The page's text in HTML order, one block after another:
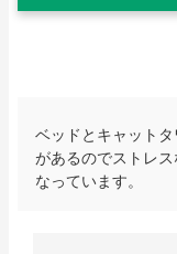
ベッドとキャット
があるのでストレ
なっています。